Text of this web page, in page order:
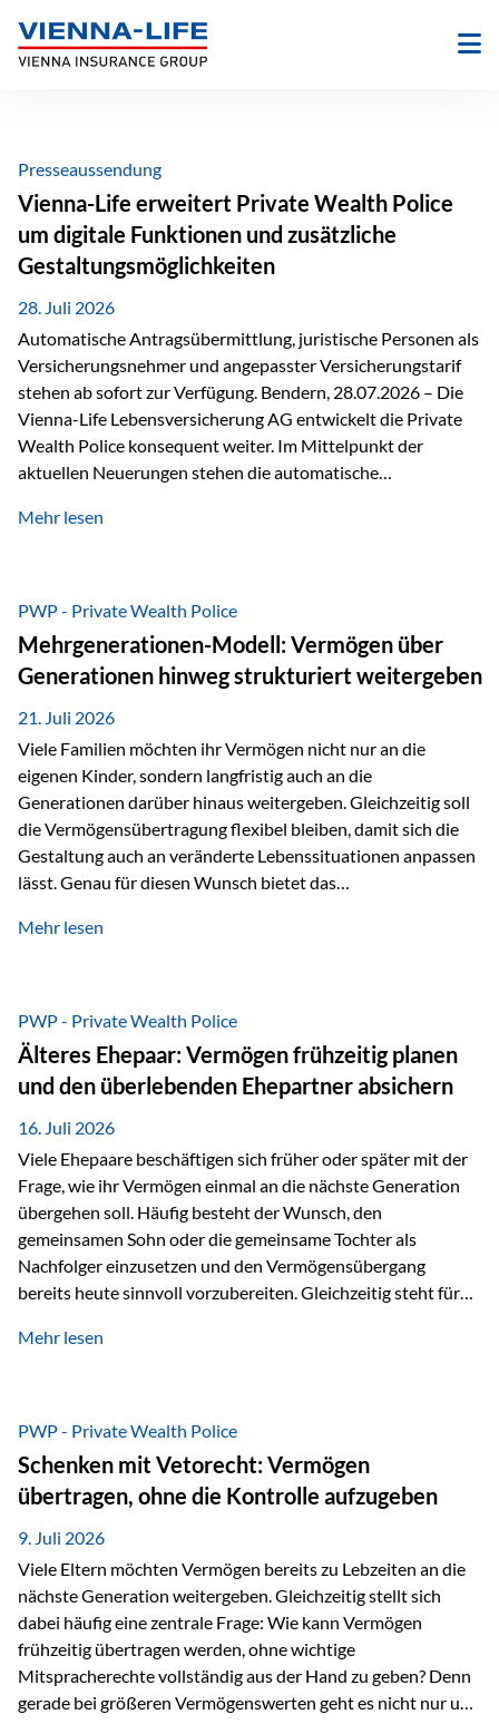
Inhalt
springen
Presseaussendung
Vienna-Life erweitert Private Wealth Police
um digitale Funktionen und zusätzliche
Gestaltungsmöglichkeiten
28. Juli 2026
Automatische Antragsübermittlung, juristische Personen als
Versicherungsnehmer und angepasster Versicherungstarif
stehen ab sofort zur Verfügung. Bendern, 28.07.2026 – Die
Vienna-Life Lebensversicherung AG entwickelt die Private
Wealth Police konsequent weiter. Im Mittelpunkt der
aktuellen Neuerungen stehen die automatische
als Versicherungsnehmer einzusetzen, sowie eine
Abwicklung für Vertriebspartner deutlich effizienter
gestaltet. Anträge werden direkt elektronisch übermittelt,
Medienbrüche reduziert und die weitere Bearbeitung
beschleunigt. Ab sofort können auch juristische Personen,
wie Kapitalgesellschaften oder Stiftungen, als
Versicherungsnehmer eingesetzt werden. Damit erweitert
die Vienna-Life die Einsatzmöglichkeiten der Private Wealth
Police insbesondere für…
Mehr lesen
PWP - Private Wealth Police
Mehrgenerationen-Modell: Vermögen über
Generationen hinweg strukturiert weitergeben
21. Juli 2026
Viele Familien möchten ihr Vermögen nicht nur an die
eigenen Kinder, sondern langfristig auch an die
Generationen darüber hinaus weitergeben. Gleichzeitig soll
die Vermögensübertragung flexibel bleiben, damit sich die
Gestaltung auch an veränderte Lebenssituationen anpassen
lässt. Genau für diesen Wunsch bietet das
Vienna-Life eine interessante Lösung. Es ermöglicht,
Ausgangssituation Stellen Sie sich folgende Familie vor: Die
Großeltern haben über viele Jahre Vermögen aufgebaut. Ihr
Wunsch ist es, dieses Vermögen nicht nur den eigenen
Kindern, sondern langfristig auch den Enkeln zukommen zu…
Mehr lesen
PWP - Private Wealth Police
Älteres Ehepaar: Vermögen frühzeitig planen
und den überlebenden Ehepartner absichern
16. Juli 2026
Viele Ehepaare beschäftigen sich früher oder später mit der
Frage, wie ihr Vermögen einmal an die nächste Generation
übergehen soll. Häufig besteht der Wunsch, den
gemeinsamen Sohn oder die gemeinsame Tochter als
Nachfolger einzusetzen und den Vermögensübergang
bereits heute sinnvoll vorzubereiten. Gleichzeitig steht für
passiert, wenn einer der beiden verstirbt? Der überlebende
Vermögen verfügen können. Genau für diese
Ausgangssituation bietet die Private Wealth Police der
Vienna-Life eine durchdachte Gestaltungsmöglichkeit. Die
Ausgangssituation Stellen Sie sich folgendes Beispiel vor:
Ein…
Mehr lesen
PWP - Private Wealth Police
Schenken mit Vetorecht: Vermögen
übertragen, ohne die Kontrolle aufzugeben
9. Juli 2026
Viele Eltern möchten Vermögen bereits zu Lebzeiten an die
nächste Generation weitergeben. Gleichzeitig stellt sich
dabei häufig eine zentrale Frage: Wie kann Vermögen
frühzeitig übertragen werden, ohne wichtige
Mitspracherechte vollständig aus der Hand zu geben? Denn
gerade bei größeren Vermögenswerten geht es nicht nur um